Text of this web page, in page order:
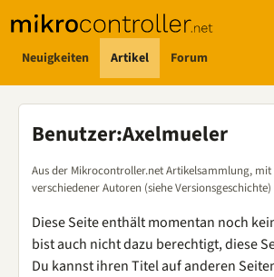
Neuigkeiten Artikel Forum
Benutzer:Axelmueler
Aus der Mikrocontroller.net Artikelsammlung,
verschiedener Autoren (siehe Versionsgeschichte)
Diese Seite enthält momentan noch
bist auch nicht dazu berechtigt, diese
Du kannst ihren Titel auf anderen